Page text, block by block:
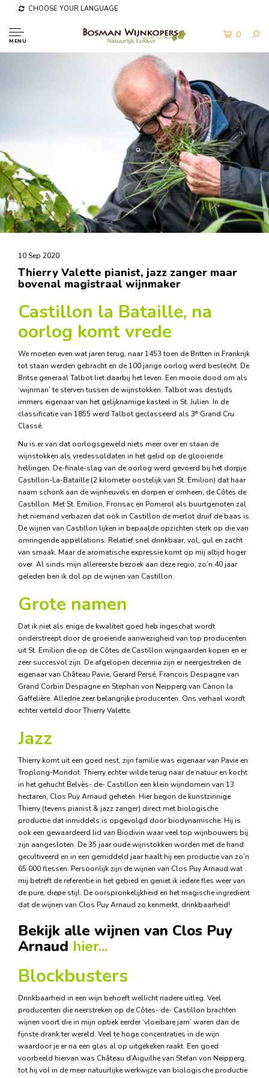
CHOOSE YOUR LANGUAGE
MENU
0
10 Sep 2020
Thierry Valette pianist, jazz zanger maar
bovenal magistraal wijnmaker
Castillon la Bataille, na
oorlog komt vrede
We moeten even wat jaren terug, naar 1453 toen de Britten in Frankrijk
tot staan werden gebracht en de 100 jarige oorlog werd beslecht. De
Britse generaal Talbot liet daarbij het leven. Een mooie dood om als
‘wijnman’ te sterven tussen de wijnstokken. Talbot was destijds
immers eigenaar van het gelijknamige kasteel in St. Julien. In de
classificatie van 1855 werd Talbot geclasseerd als 3e Grand Cru
Classé.
Nu is er van dat oorlogsgeweld niets meer over en staan de
wijnstokken als vredessoldaten in het gelid op de glooiende
hellingen. De-finale-slag van de oorlog werd gevoerd bij het dorpje
Castillon-La-Bataille (2 kilometer oostelijk van St. Emilion) dat haar
naam schonk aan de wijnheuvels en dorpen er omheen, de Côtes de
Castillon. Met St. Emilion, Fronsac en Pomerol als buurtgenoten zal
het niemand verbazen dat ook in Castillon de merlot druif de baas is.
De wijnen van Castillon lijken in bepaalde opzichten sterk op die van
omringende appellations. Relatief snel drinkbaar, vol, gul en zacht
van smaak. Maar de aromatische expressie komt op mij altijd hoger
over. Al sinds mijn allereerste bezoek aan deze regio, zo’n 40 jaar
geleden ben ik dol op de wijnen van Castillon.
Grote namen
Dat ik niet als enige de kwaliteit goed heb ingeschat wordt
onderstreept door de groeiende aanwezigheid van top producenten
uit St. Emilion die op de Côtes de Castillon wijngaarden kopen en er
zeer succesvol zijn. De afgelopen decennia zijn er neergestreken de
eigenaar van Château Pavie, Gerard Persé, Francois Despagne van
Grand Corbin Despagne en Stephan von Neipperg van Canon la
Gaffelière. Alledrie zeer belangrijke producenten. Ons verhaal wordt
echter verteld door Thierry Valette.
Jazz
Thierry komt uit een goed nest, zijn familie was eigenaar van Pavie en
Troplong-Mondot. Thierry echter wilde terug naar de natuur en kocht
in het gehucht Belvès- de- Castillon een klein wijndomein van 13
hectaren, Clos Puy Arnaud geheten. Hier begon de kunstzinnige
Thierry (tevens pianist & jazz zanger) direct met biologische
productie dat inmiddels is opgevolgd door biodynamische. Hij is
ook een gewaardeerd lid van Biodivin waar veel top wijnbouwers bij
zijn aangesloten. De 35 jaar oude wijnstokken worden met de hand
gecultiveerd en in een gemiddeld jaar haalt hij een productie van zo’n
65.000 flessen. Persoonlijk zijn de wijnen van Clos Puy Arnaud wat
mij betreft de referentie in het gebied en geniet ik iedere fles weer van
de pure, diepe stijl. De oorspronkelijkheid en het magische ingrediënt
dat de wijnen van Clos Puy Arnaud zo kenmerkt, drinkbaarheid!
Bekijk alle wijnen van Clos Puy
Arnaud hier...
Blockbusters
Drinkbaarheid in een wijn behoeft wellicht nadere uitleg. Veel
producenten die neerstreken op de Côtes- de- Castillon brachten
wijnen voort die in mijn optiek eerder ‘vloeibare jam’ waren dan de
fijnste drank ter wereld. Veel te hoge concentraties in de wijn
waardoor je er na een glas al op uitgekeken raakt. Een goed
voorbeeld hiervan was Château d’Aiguilhe van Stefan von Neipperg,
tot hij vol in de meer natuurlijke werkwijze van biologische productie